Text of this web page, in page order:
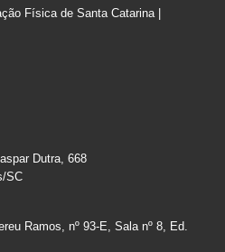
Física de Santa Catarina |
Dutra, 668
SC
Ramos, nº 93-E, Sala nº 8, Ed.